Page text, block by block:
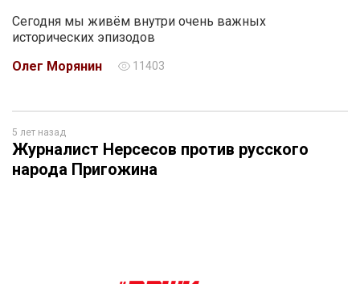
Сегодня мы живём внутри очень важных
исторических эпизодов
Олег Морянин
11403
5 лет назад
Журналист Нерсесов против русского
народа Пригожина